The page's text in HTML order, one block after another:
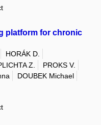
platform for chronic
HORÁK D.
Z.
PROKS V.
DOUBEK Michael